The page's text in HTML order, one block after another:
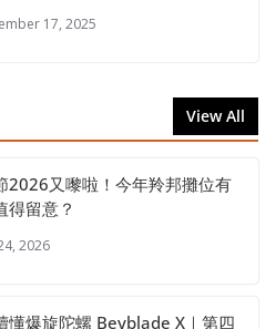
17, 2025
View All
2026又嚟啦！今年羚邦攤位有
得留意？
2026
懂爆旋陀螺 Beyblade X｜第四